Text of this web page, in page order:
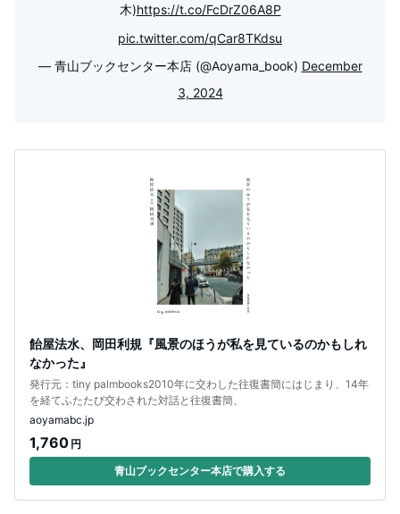
木)https://t.co/FcDrZ06A8P
pic.twitter.com/qCar8TKdsu
— 青山ブックセンター本店 (@Aoyama_book) December
3, 2024
飴屋法水、岡田利規『風景のほうが私を見ているのかもしれ
なかった』
発行元：tiny palmbooks2010年に交わした往復書簡にはじまり、14年
を経てふたたび交わされた対話と往復書簡、
aoyamabc.jp
1,760 円
青山ブックセンター本店で購入する